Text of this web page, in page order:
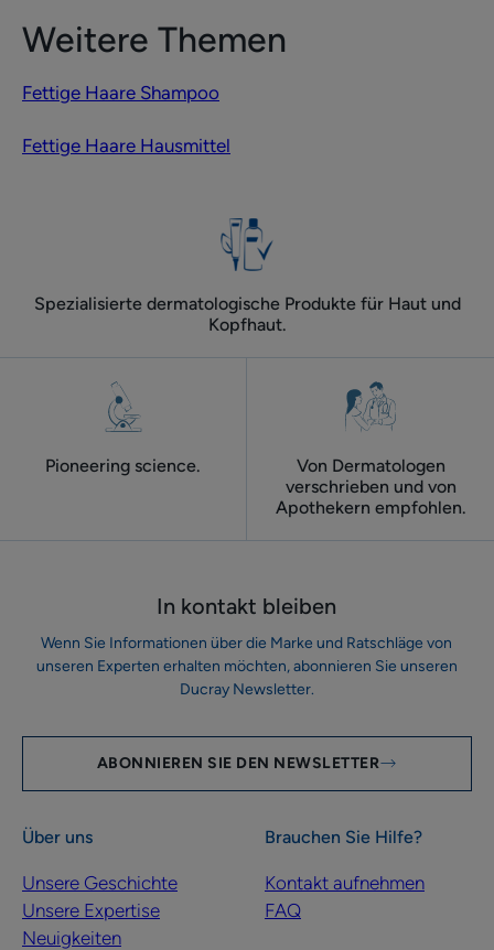
Weitere Themen
Fettige Haare Shampoo
Fettige Haare Hausmittel
Spezialisierte dermatologische Produkte für Haut und
Kopfhaut.
Pioneering science.
Von Dermatologen
verschrieben und von
Apothekern empfohlen.
In kontakt bleiben
Wenn Sie Informationen über die Marke und Ratschläge von
unseren Experten erhalten möchten, abonnieren Sie unseren
Ducray Newsletter.
ABONNIEREN SIE DEN NEWSLETTER
Über uns
Unsere Geschichte
Unsere Expertise
Neuigkeiten
Brauchen Sie Hilfe?
Kontakt aufnehmen
FAQ